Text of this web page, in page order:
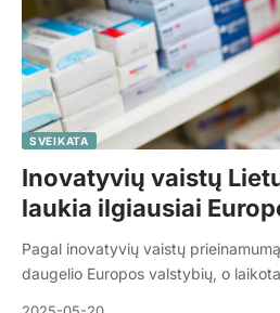
SVEIKATA
Inovatyvių vaistų
laukia ilgiausiai
Pagal inovatyvių vaistų
daugelio Europos valstybių, o